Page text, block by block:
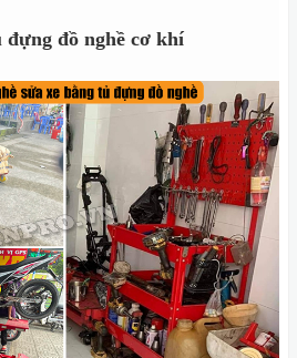
đồ nghề cơ khí